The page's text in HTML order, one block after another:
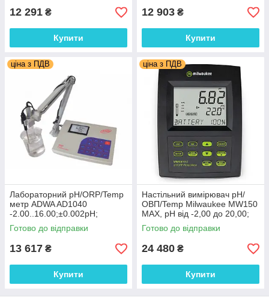
12 291 ₴
Купити
12 903 ₴
Купити
ціна з ПДВ
Лабораторний pH/ORP/Temp
метр ADWA AD1040
-2.00..16.00;±0.002pH;
±2000mV АТС, Пам'ять 50.
Угорщина
Готово до відправки
13 617 ₴
Купити
ціна з ПДВ
Настільний вимірювач pH/
ОВП/Temp Milwaukee MW150
MAX, pH від -2,00 до 20,00;
ОВП: ± 2000,0 мВ. Угорщина
Готово до відправки
24 480 ₴
Купити